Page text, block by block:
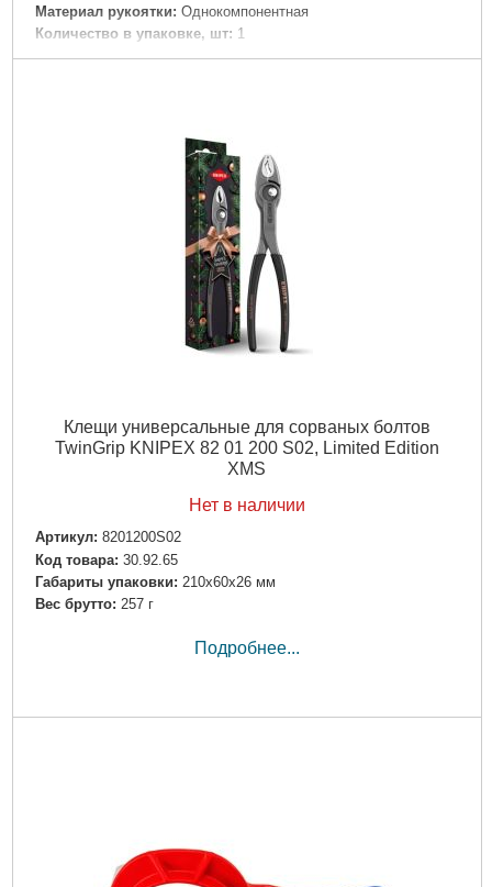
Материал рукоятки: Однокомпонентная
Количество в упаковке, шт: 1
Сечение кабеля / Размер зажима, мм²: 4,0
Подробнее...
Клещи универсальные для сорваных болтов
TwinGrip KNIPEX 82 01 200 S02, Limited Edition
XMS
Нет в наличии
Артикул: 8201200S02
Код товара: 30.92.65
Габариты упаковки: 210x60x26 мм
Вес брутто: 257 г
Подробнее...